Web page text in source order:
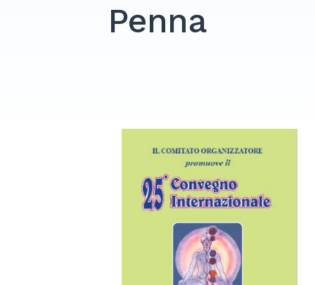
SEARCH
Penna